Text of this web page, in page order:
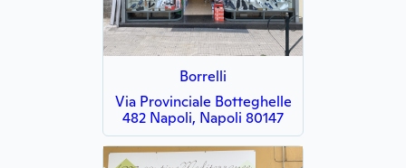
Borrelli
Via Provinciale Botteghelle
482 Napoli, Napoli 80147